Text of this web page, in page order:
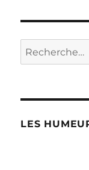
Recherche
pour :
LES